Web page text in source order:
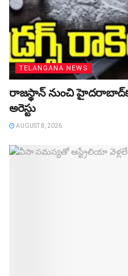
TELANGANA NEWS
రాజస్థాన్‌ నుంచి హైదరాబాద్‌కు
అరెస్టు
AUGUST 8, 2026